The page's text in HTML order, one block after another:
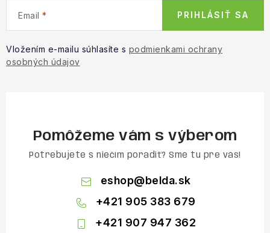
Email
Vložením e-mailu súhlasíte s podmienkami ochrany
osobných údajov
PRIHLÁSIŤ SA
Pomôžeme vám s výberom
Potrebujete s niečím poradiť? Sme tu pre vás!
eshop@belda.sk
+421 905 383 679
+421 907 947 362